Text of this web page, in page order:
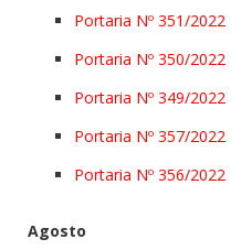
Portaria Nº 351/2022
Portaria Nº 350/2022
Portaria Nº 349/2022
Portaria Nº 357/2022
Portaria Nº 356/2022
Agosto